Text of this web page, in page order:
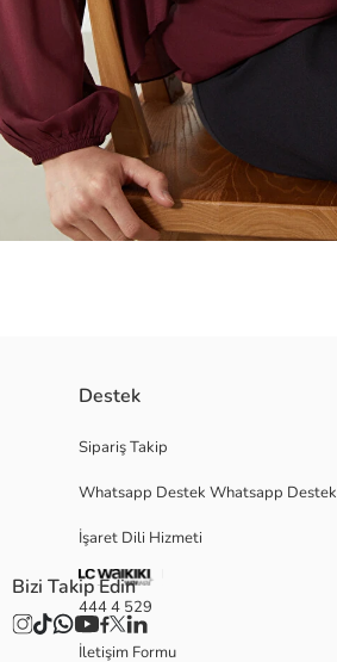
38
Ana Kumaş:
Destek
Sipariş Takip
Whatsapp Destek Whatsapp Destek
İşaret Dili Hizmeti
444 4 529
İletişim Formu
Bizi Takip Edin